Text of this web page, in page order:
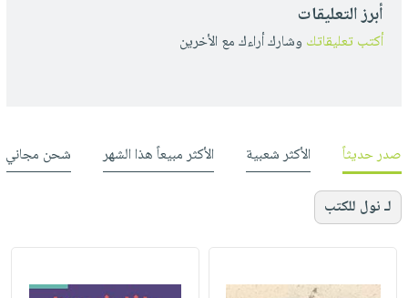
أبرز التعليقات
أكتب تعليقاتك وشارك أراءك مع الأخرين
صدر حديثاً الأكثر شعبية الأكثر مبيعاً هذا الشهر شحن مجاني
لـ نول للكتب